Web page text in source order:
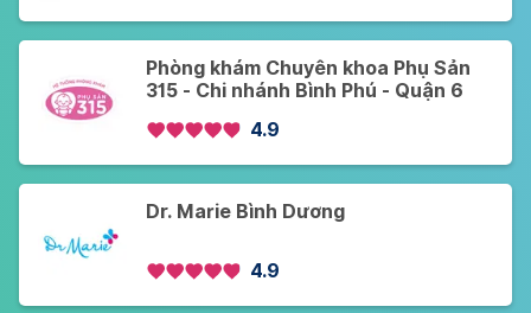
Phòng khám Chuyên khoa Phụ Sản
315 - Chi nhánh Bình Phú - Quận 6
4.9
Dr. Marie Bình Dương
4.9